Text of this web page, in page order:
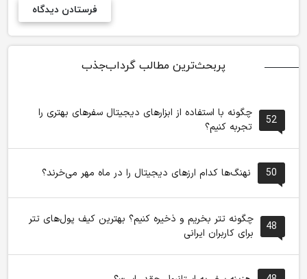
پربحث‌ترین مطالب گرداب‌جذب
52
چگونه با استفاده از ابزارهای دیجیتال سفرهای بهتری را
تجربه کنیم؟
50 نهنگ‌ها کدام ارزهای دیجیتال را در ماه مهر می‌خرند؟
48
چگونه تتر بخریم و ذخیره کنیم؟ بهترین کیف پول‌های تتر
برای کاربران ایرانی